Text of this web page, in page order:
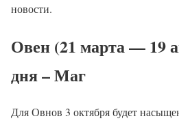
новости.
Овен (21 марта — 19
дня – Маг
Для Овнов 3 октября будет